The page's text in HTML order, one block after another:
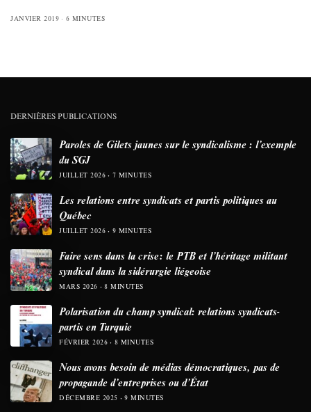
JANVIER 2019 6 MINUTES
DERNIÈRES PUBLICATIONS
Paroles de Gilets jaunes sur le syndicalisme : l’exemple
du SGJ
JUILLET 2026 7 MINUTES
Les relations entre syndicats et partis politiques au
Québec
JUILLET 2026 9 MINUTES
Faire sens dans la crise: le PTB et l’héritage militant
syndical dans la sidérurgie liégeoise
MARS 2026 8 MINUTES
Polarisation du champ syndical: relations syndicats-
partis en Turquie
FÉVRIER 2026 8 MINUTES
Nous avons besoin de médias démocratiques, pas de
propagande d’entreprises ou d’État
DÉCEMBRE 2025 9 MINUTES